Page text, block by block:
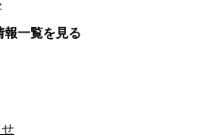
報一覧を見る